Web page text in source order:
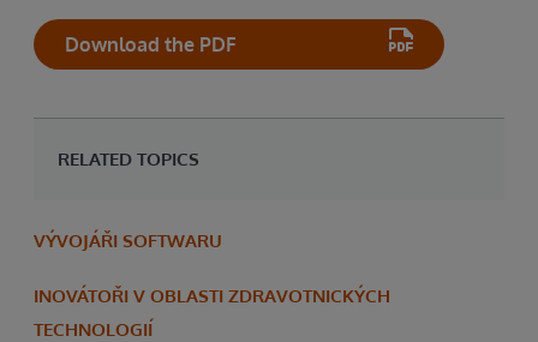
Download the PDF
RELATED TOPICS
VÝVOJÁŘI SOFTWARU
INOVÁTOŘI V OBLASTI ZDRAVOTNICKÝCH
TECHNOLOGIÍ